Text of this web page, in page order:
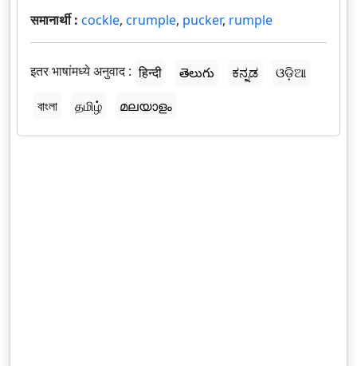
समानार्थी : cockle, crumple, pucker, rumple
इतर भाषांमध्ये अनुवाद : हिन्दी తెలుగు ಕನ್ನಡ
ଓଡ଼ିଆ
বাংলা
தமிழ் മലയാളം